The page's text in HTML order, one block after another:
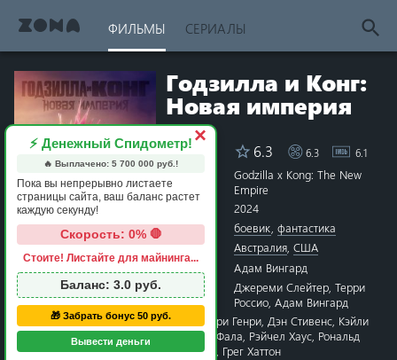
ФИЛЬМЫ СЕРИАЛЫ
10 stars
9 stars
8 stars
7 stars
6 stars
5 stars
4 stars
3 stars
2 stars
1 star
Годзилла и Конг:
Новая империя
Рейтинг 6.3 6.3 6.1
Godzilla x Kong: The New
Empire
2024
Жанры
боевик фантастика
Страна
Австралия США
Режиссёр
Адам Вингард
Сценарий
Джереми Слейтер Терри
Россио Адам Вингард
Актёры
Ребекка Холл,Брайан Тайри Генри Дэн Стивенс Кэйли
Хоттл,Алекс Фернс,Чэнь Фала Рэйчел Хаус Рональд
Смик,Чантелл Джемисон
Грег Хаттон
×
⚡ Денежный Спидометр!
🔥 Выплачено: 5 700 000 руб.!
Пока вы непрерывно листаете
страницы сайта, ваш баланс растет
каждую секунду!
Скорость: 0% 🛑
Стоите! Листайте для майнинга...
Баланс: 3.0 руб.
🎁 Забрать бонус 50 руб.
Вывести деньги